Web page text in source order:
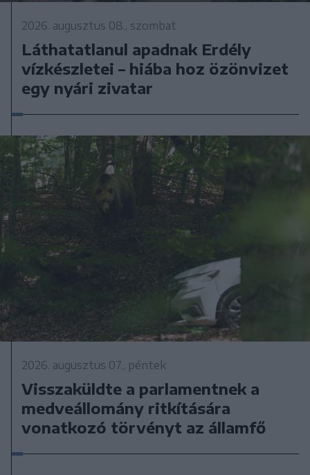
2026. augusztus 08., szombat
Láthatatlanul apadnak Erdély
vízkészletei – hiába hoz özönvizet
egy nyári zivatar
2026. augusztus 07., péntek
Visszaküldte a parlamentnek a
medveállomány ritkítására
vonatkozó törvényt az államfő